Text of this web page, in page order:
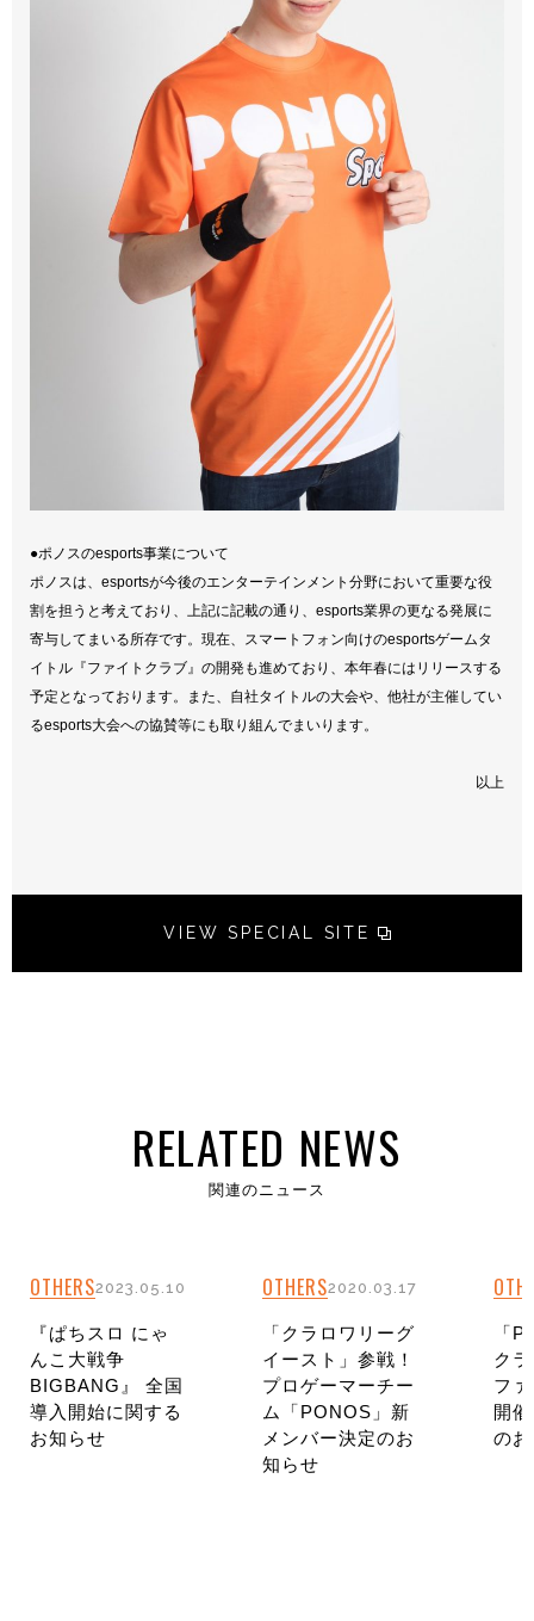
●ポノスのesports事業について
ポノスは、esportsが今後のエンターテインメント分野において重要な役
割を担うと考えており、上記に記載の通り、esports業界の更なる発展に
寄与してまいる所存です。現在、スマートフォン向けのesportsゲームタ
イトル『ファイトクラブ』の開発も進めており、本年春にはリリースする
予定となっております。また、自社タイトルの大会や、他社が主催してい
るesports大会への協賛等にも取り組んでまいります。
以上
VIEW SPECIAL SITE
RELATED NEWS
関連のニュース
OTHERS2023.05.10
『ぱちスロ にゃ
んこ大戦争
BIGBANG』 全国
導入開始に関する
お知らせ
OTHERS2020.03.17
「クラロワリーグ
イースト」参戦！
プロゲーマーチー
ム「PONOS」新
メンバー決定のお
知らせ
「
ク
フ
開
の